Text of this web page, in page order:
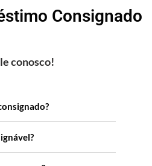
Consignado
conosco!